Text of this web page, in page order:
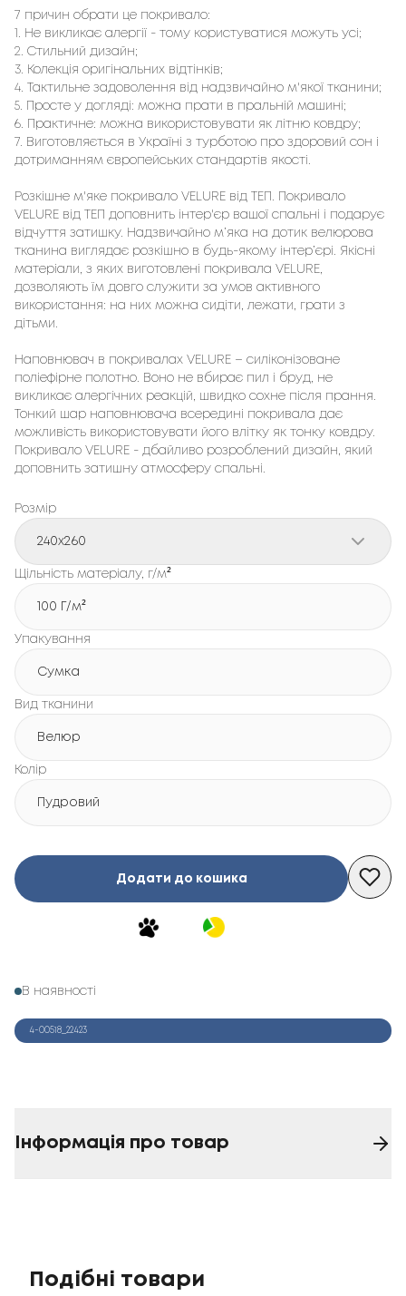
7 причин обрати це покривало:
1. Не викликає алергії - тому користуватися можуть усі;
2. Стильний дизайн;
3. Колекція оригінальних відтінків;
4. Тактильне задоволення від надзвичайно м'якої тканини;
5. Просте у догляді: можна прати в пральній машині;
6. Практичне: можна використовувати як літню ковдру;
7. Виготовляється в Україні з турботою про здоровий сон і
дотриманням європейських стандартів якості.
Розкішне м'яке покривало VELURE від ТЕП. Покривало
VELURE від ТЕП доповнить інтер'єр вашої спальні і подарує
відчуття затишку. Надзвичайно м’яка на дотик велюрова
тканина виглядає розкішно в будь-якому інтер’єрі. Якісні
матеріали, з яких виготовлені покривала VELURE,
дозволяють їм довго служити за умов активного
використання: на них можна сидіти, лежати, грати з
дітьми.
Наповнювач в покривалах VELURE – силіконізоване
поліефірне полотно. Воно не вбирає пил і бруд, не
викликає алергічних реакцій, швидко сохне після прання.
Тонкий шар наповнювача всередині покривала дає
можливість використовувати його влітку як тонку ковдру.
Покривало VELURE - дбайливо розроблений дизайн, який
доповнить затишну атмосферу спальні.
Розмір
240x260
Щільність матеріалу, г/м²
100 Г/м²
Упакування
Сумка
Вид тканини
Велюр
Колір
Пудровий
Додати до кошика
В наявності
4-00518_22423
Інформація про товар
Подібні товари